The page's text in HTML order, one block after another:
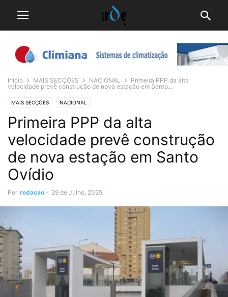
Início MAIS SECÇÕES NACIONAL
Primeira PPP da alta
velocidade prevê construção de nova estação em Santo...
MAIS SECÇÕES NACIONAL
Primeira PPP da alta
velocidade prevê construção
de nova estação em Santo
Ovídio
Por redacao - 29 de Julho, 2025